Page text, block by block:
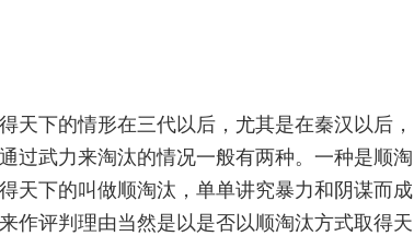
下的情形在三代以后，尤其是在秦汉以后，
过武力来淘汰的情况一般有两种。一种是顺淘
天下的叫做顺淘汰，单单讲究暴力和阴谋而成
作评判理由当然是以是否以顺淘汰方式取得天